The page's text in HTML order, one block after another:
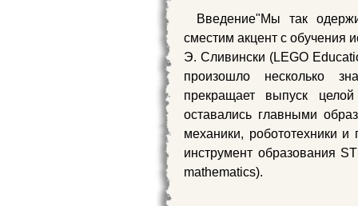
Введение"Мы так
сместим акцент с обучения
Э. Сливински (LEGO
произошло несколько
прекращает выпуск
оставались главными
механики, робототехники и
инструмент образования
mathematics).